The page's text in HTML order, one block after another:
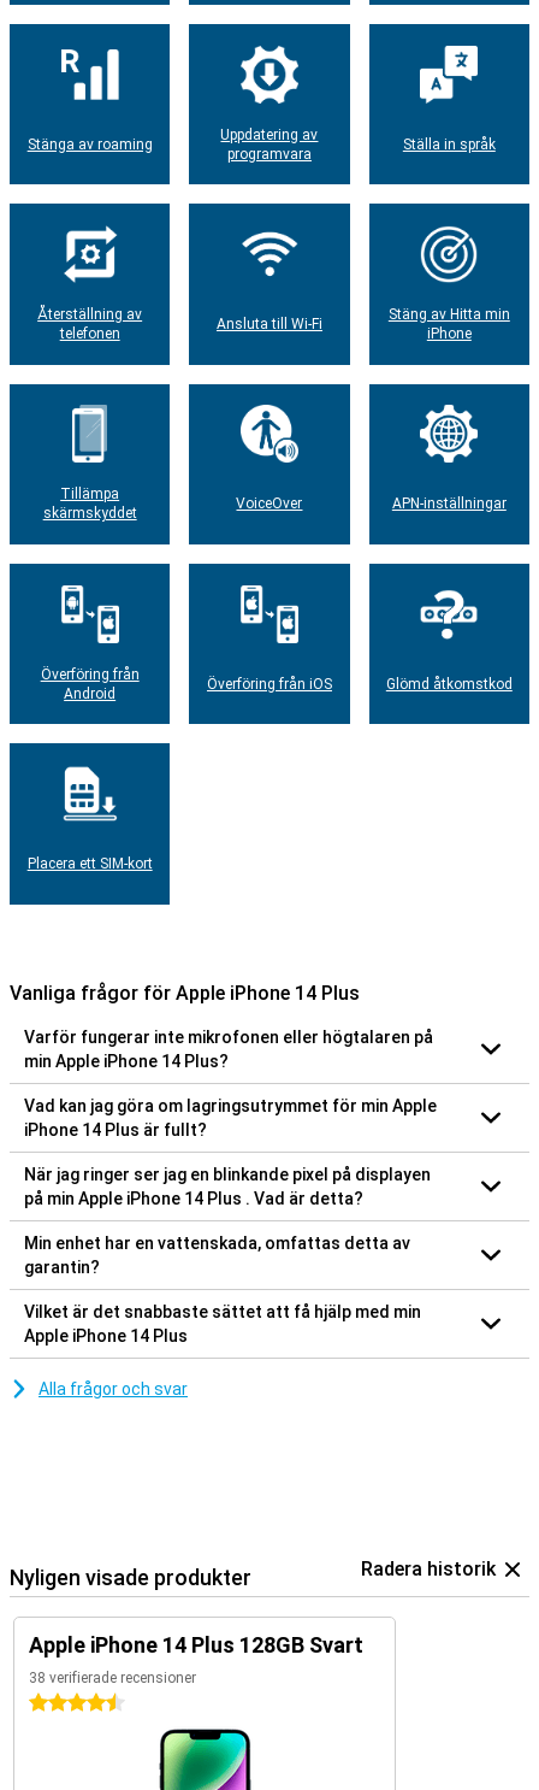
Stänga av roaming
Uppdatering av
programvara
Ställa in språk
Återställning av
telefonen
Ansluta till Wi-Fi
Stäng av Hitta min
iPhone
Tillämpa
skärmskyddet
VoiceOver APN-inställningar
Överföring från
Android
Överföring från iOS Glömd åtkomstkod
Placera ett SIM-kort
Vanliga frågor för Apple iPhone 14 Plus
Varför fungerar inte mikrofonen eller högtalaren på
min Apple iPhone 14 Plus?
Vad kan jag göra om lagringsutrymmet för min Apple
iPhone 14 Plus är fullt?
När jag ringer ser jag en blinkande pixel på displayen
på min Apple iPhone 14 Plus . Vad är detta?
Min enhet har en vattenskada, omfattas detta av
garantin?
Vilket är det snabbaste sättet att få hjälp med min
Apple iPhone 14 Plus
Alla frågor och svar
Nyligen visade produkter Radera historik
Apple iPhone 14 Plus 128GB Svart
38 verifierade recensioner
4.5 stjärnor